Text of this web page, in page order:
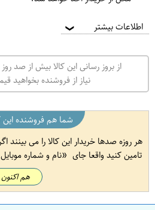
اطلاعات بیشتر ❯
از بروز رسانی این کالا بیش از
نیاز از فروشنده بخواهید
شما هم فروشنده این
هر روزه صدها خریدار این کالا را می بینند
تامین کنید واقعا جای
نام و شماره
هم اکنون